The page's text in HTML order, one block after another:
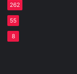
262
55
8